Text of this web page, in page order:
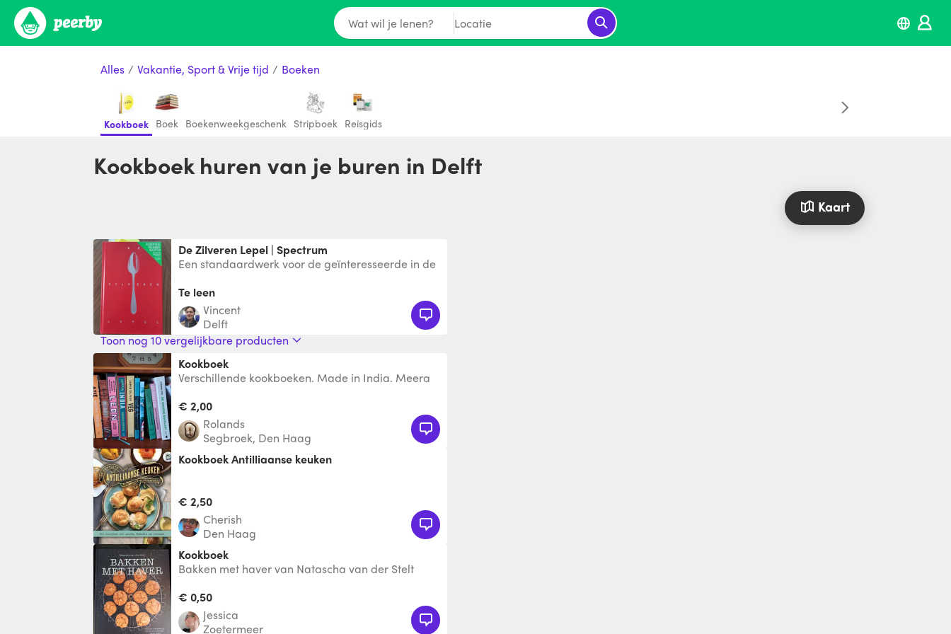
Wat wil je lenen? Locatie
Alles / Vakantie, Sport & Vrije tijd / Boeken
Kookboek Boek Boekenweekgeschenk Stripboek Reisgids
Kookboek huren van je buren in Delft
Kaart
De Zilveren Lepel | Spectrum
Een standaardwerk voor de geïnteresseerde in de
toont
Te leen
Vincent
Delft
Toon nog 10 vergelijkbare producten
Kookboek
Verschillende kookboeken. Made in India. Meera
Sodha Leon.
€ 2,00
Rolands
Segbroek, Den Haag
Kookboek Antilliaanse keuken
€ 2,50
Cherish
Den Haag
Kookboek
Bakken met haver van Natascha van der Stelt
€ 0,50
Jessica
Zoetermeer